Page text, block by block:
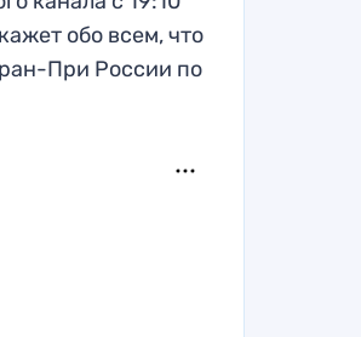
обо всем, что
При России по